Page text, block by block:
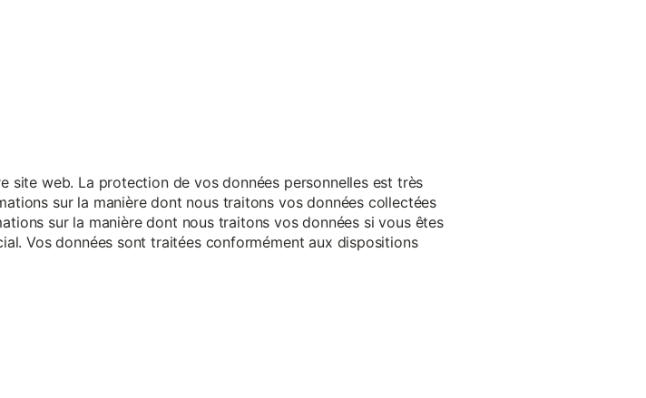
web. La protection de vos données personnelles est très
sur la manière dont nous traitons vos données collectées
sur la manière dont nous traitons vos données si vous êtes
Vos données sont traitées conformément aux dispositions